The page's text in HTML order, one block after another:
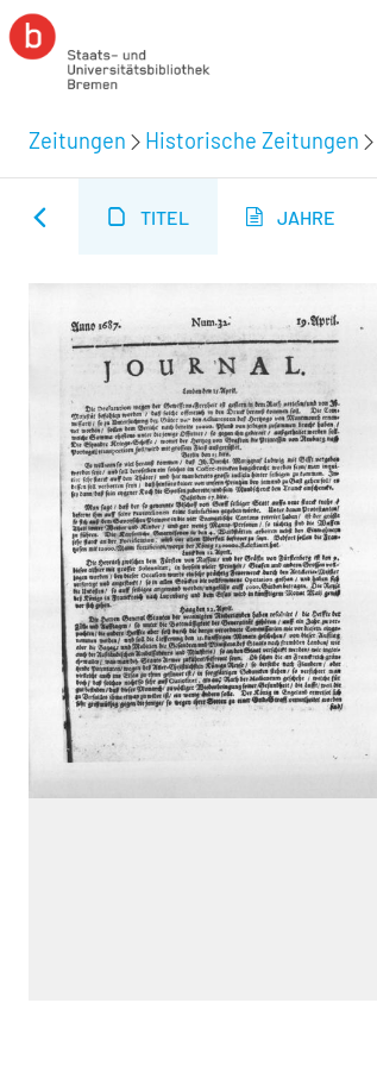
Zeitungen Historische Zeitungen
TITEL JAHRE